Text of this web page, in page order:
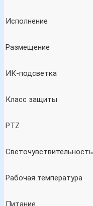
Исполнение
Размещение
ИК-подсветка
Класс защиты
PTZ
Светочувствительность
Рабочая температура
Питание